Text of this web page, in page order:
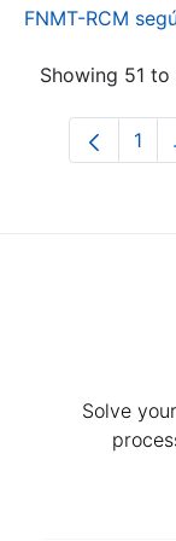
FNMT-RCM
Showing 51
1
Solve